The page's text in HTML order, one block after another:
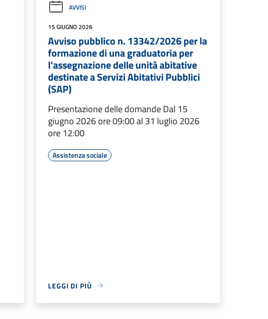
AVVISI
15 GIUGNO 2026
Avviso pubblico n. 13342/2026 per la
formazione di una graduatoria per
l'assegnazione delle unità abitative
destinate a Servizi Abitativi Pubblici
(SAP)
Presentazione delle domande Dal 15
giugno 2026 ore 09:00 al 31 luglio 2026
ore 12:00
Assistenza sociale
LEGGI DI PIÙ